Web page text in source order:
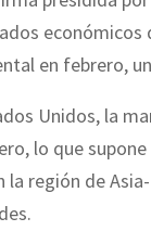
económicos
en febrero,
Unidos, la
lo que
la región de